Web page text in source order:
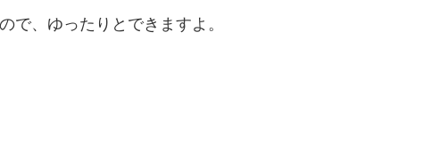
、ゆったりとできますよ。